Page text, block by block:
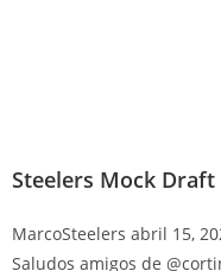
Steelers Mock Draft
MarcoSteelers abril 15,
Saludos amigos de